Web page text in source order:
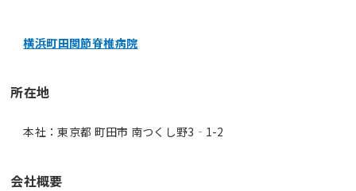
横浜町田関節脊椎病院
所在地
本社：東京都 町田市 南つくし野3‐1-2
会社概要